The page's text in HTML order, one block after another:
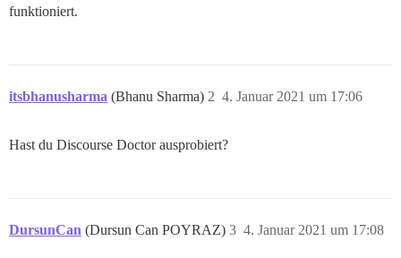
funktioniert.
itsbhanusharma (Bhanu Sharma) 4. Januar 2021 um 17:06
2
Hast du Discourse Doctor ausprobiert?
DursunCan (Dursun Can POYRAZ) 4. Januar 2021 um 17:08
3